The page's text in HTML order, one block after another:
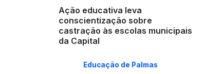
Ação educativa leva
conscientização sobre
castração às escolas municipais
da Capital
Educação de Palmas